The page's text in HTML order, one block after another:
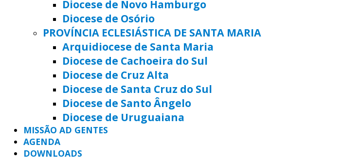
Diocese de Novo Hamburgo
Diocese de Osório
PROVÍNCIA ECLESIÁSTICA DE SANTA MARIA
Arquidiocese de Santa Maria
Diocese de Cachoeira do Sul
Diocese de Cruz Alta
Diocese de Santa Cruz do Sul
Diocese de Santo Ângelo
Diocese de Uruguaiana
MISSÃO AD GENTES
AGENDA
DOWNLOADS